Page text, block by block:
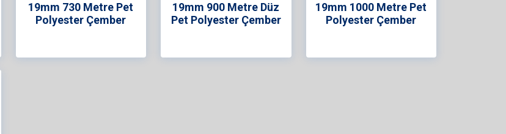
19mm 730 Metre Pet
Polyester Çember
19mm 900 Metre Düz
Pet Polyester Çember
19mm 1000 Metre Pet
Polyester Çember